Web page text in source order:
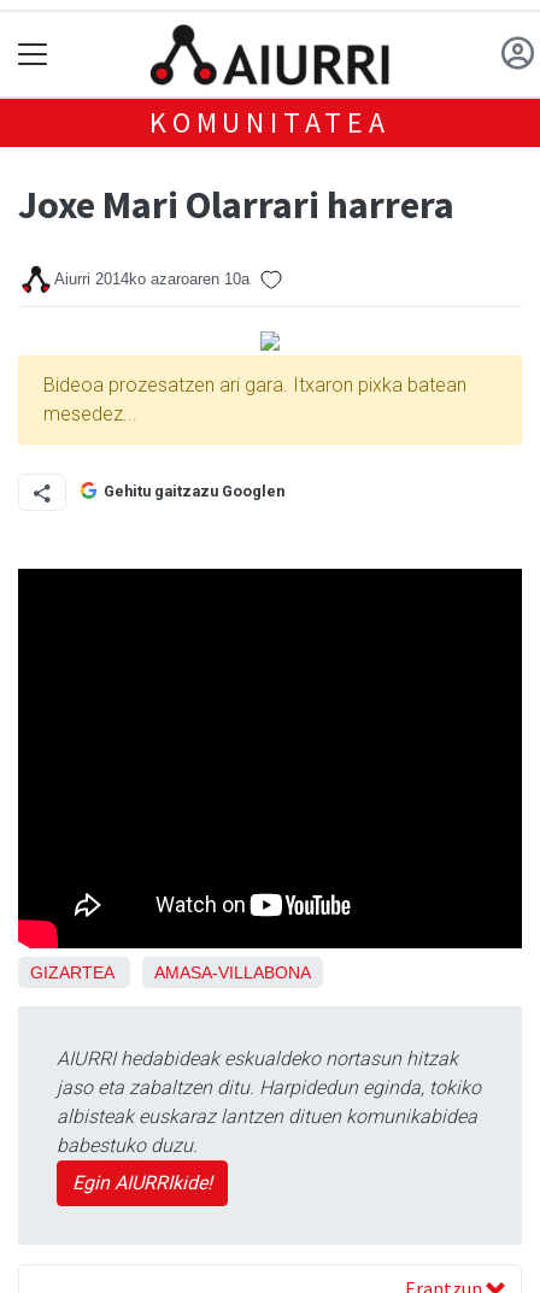
KOMUNITATEA
Joxe Mari Olarrari harrera
Aiurri 2014ko azaroaren 10a
Bideoa prozesatzen ari gara. Itxaron pixka batean
mesedez...
Gehitu gaitzazu Googlen
GIZARTEA AMASA-VILLABONA
AIURRI hedabideak eskualdeko nortasun hitzak
jaso eta zabaltzen ditu. Harpidedun eginda, tokiko
albisteak euskaraz lantzen dituen komunikabidea
babestuko duzu.
Egin AIURRIkide!
Erantzun